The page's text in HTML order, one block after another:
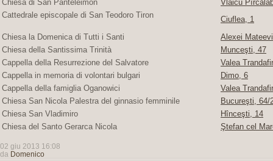
Chiesa di San Panteleimon
Vlaicu
Cattedrale episcopale di San Teodoro Tiron
Ciuflea, 1
Chiesa la Domenica di Tutti i Santi
Alexei
Chiesa della Santissima Trinità
Munceşti, 47
Cappella della Resurrezione del Salvatore
Valea
Cappella in memoria di volontari bulgari
Dimo, 6
Cappella della famiglia Oganowici
Valea
Chiesa San Nicola Palestra del ginnasio femminile
Bucureşti, 64/
Chiesa San Vladimiro
Hînceşti, 14
Chiesa del Santo Gerarca Nicola
Ştefan cel
02 giu 2013 16:08
da Domenico